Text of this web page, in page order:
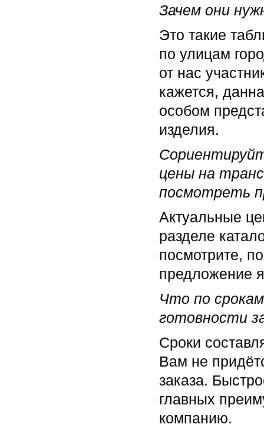
Зачем они
Это такие
по улицам
от нас
кажется,
особом
изделия.
цены на
посмотреть
Актуальные
разделе
посмотрите,
предложение
Что по
готовности
Сроки
Вам не
заказа.
главных
компанию.